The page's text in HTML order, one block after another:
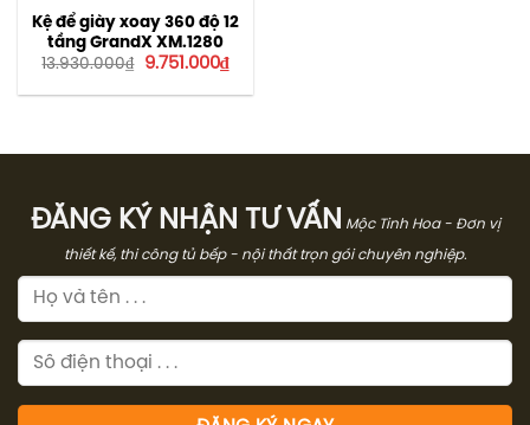
Kệ để giày xoay 360 độ 12
tầng GrandX XM.1280
13.930.000₫
Giá
là:
9.751.000₫Giá
tại
ĐĂNG KÝ NHẬN TƯ VẤN
Mộc Tinh Hoa - Đơn vị
thiết kế, thi công tủ bếp - nội thất trọn gói chuyên nghiệp.